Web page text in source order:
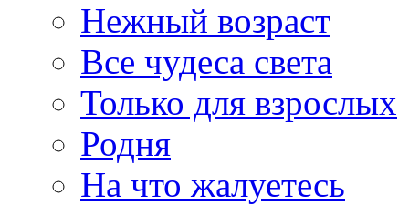
Нежный возраст
Все чудеса света
Только для взрослых
Родня
На что жалуетесь